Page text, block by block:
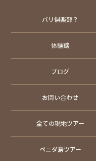
バリ倶楽部？
体験談
ブログ
お問い合わせ
全ての現地ツアー
ペニダ島ツアー